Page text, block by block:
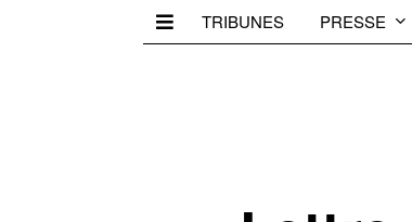
TRIBUNES PRESSE